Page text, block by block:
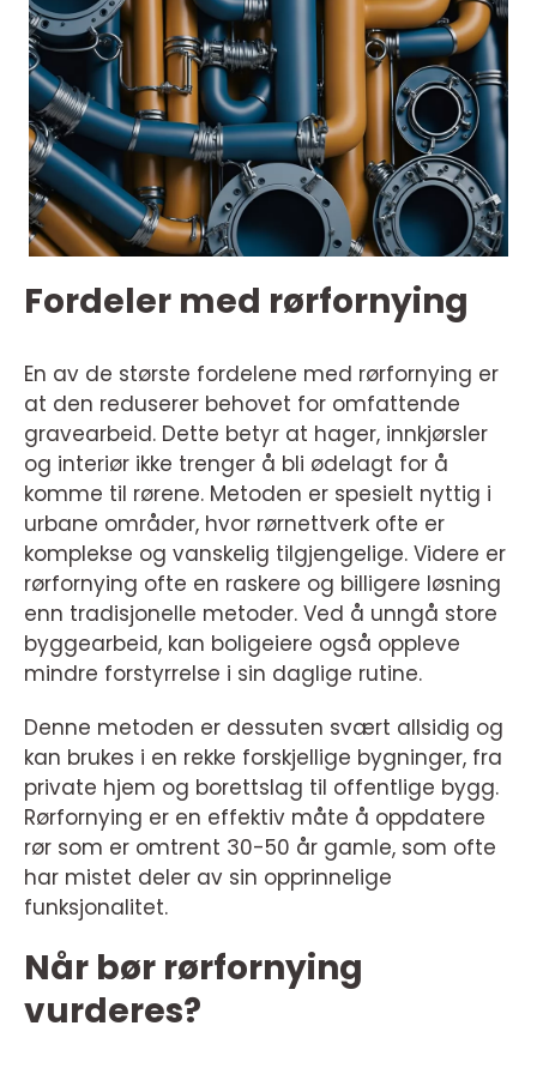
Fordeler med rørfornying
En av de største fordelene med rørfornying er
at den reduserer behovet for omfattende
gravearbeid. Dette betyr at hager, innkjørsler
og interiør ikke trenger å bli ødelagt for å
komme til rørene. Metoden er spesielt nyttig i
urbane områder, hvor rørnettverk ofte er
komplekse og vanskelig tilgjengelige. Videre er
rørfornying ofte en raskere og billigere løsning
enn tradisjonelle metoder. Ved å unngå store
byggearbeid, kan boligeiere også oppleve
mindre forstyrrelse i sin daglige rutine.
Denne metoden er dessuten svært allsidig og
kan brukes i en rekke forskjellige bygninger, fra
private hjem og borettslag til offentlige bygg.
Rørfornying er en effektiv måte å oppdatere
rør som er omtrent 30-50 år gamle, som ofte
har mistet deler av sin opprinnelige
funksjonalitet.
Når bør rørfornying
vurderes?